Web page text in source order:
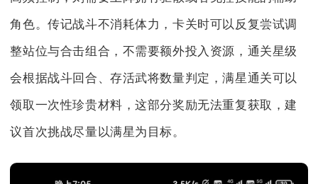
角色。传记战斗不消耗体力，卡关时可以反复尝试调
整站位与合击组合，不需要额外投入资源，通关星级
会根据战斗回合、存活武将数量判定，满星通关可以
领取一次性珍贵材料，这部分奖励无法重复获取，建
议首次挑战尽量以满星为目标。